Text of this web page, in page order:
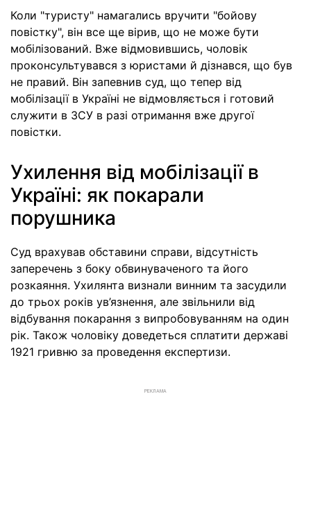
Коли "туристу" намагались вручити "бойову
повістку", він все ще вірив, що не може бути
мобілізований. Вже відмовившись, чоловік
проконсультувався з юристами й дізнався, що був
не правий. Він запевнив суд, що тепер від
мобілізації в Україні не відмовляється і готовий
служити в ЗСУ в разі отримання вже другої
повістки.
Ухилення від мобілізації в
Україні: як покарали
порушника
Суд врахував обставини справи, відсутність
заперечень з боку обвинуваченого та його
розкаяння. Ухилянта визнали винним та засудили
до трьох років ув’язнення, але звільнили від
відбування покарання з випробовуванням на один
рік. Також чоловіку доведеться сплатити державі
1921 гривню за проведення експертизи.
РЕКЛАМА